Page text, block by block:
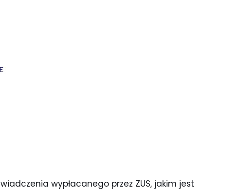
wypłacanego przez ZUS, jakim jest